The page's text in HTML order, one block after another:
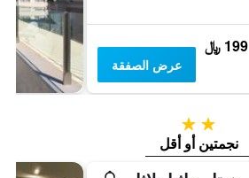
199 ﷼
عرض الصفقة
2 نجمتين
نجمتين أو أقل